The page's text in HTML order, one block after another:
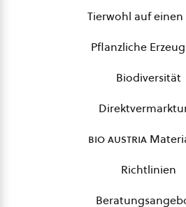
Tierwohl auf einen
Pflanzliche
Biodiversität
bio austria
Richtlinien